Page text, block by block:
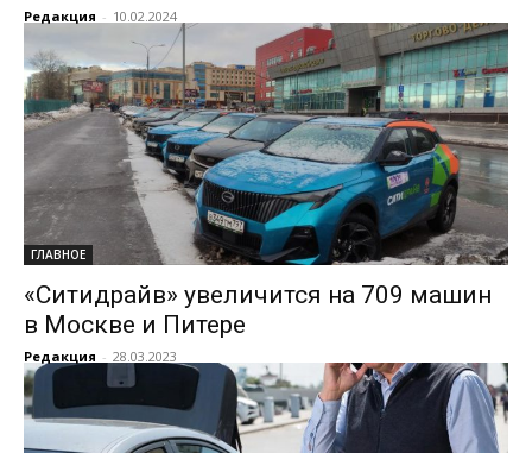
Редакция - 10.02.2024
ГЛАВНОЕ
«Ситидрайв» увеличится на 709 машин
в Москве и Питере
Редакция - 28.03.2023